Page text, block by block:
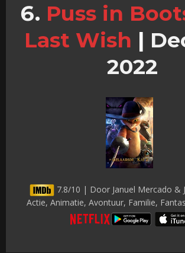
Puss in
Last Wish |
2022
7.8/10 | Door Januel Mercado &
Actie, Animatie, Avontuur, Familie,